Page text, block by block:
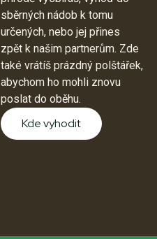
sběrných nádob k tomu
určených, nebo jej přines
zpět k našim partnerům. Zde
také vrátíš prázdný polštářek,
abychom ho mohli znovu
poslat do oběhu.
Kde vyhodit